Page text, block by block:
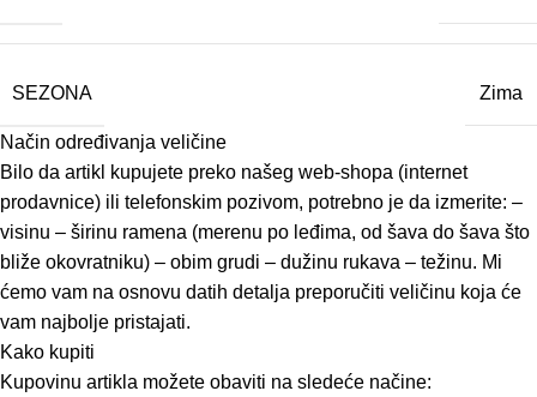
SEZONA Zima
Način određivanja veličine
Bilo da artikl kupujete preko našeg web-shopa (internet
prodavnice) ili telefonskim pozivom, potrebno je da izmerite: –
visinu – širinu ramena (merenu po leđima, od šava do šava što
bliže okovratniku) – obim grudi – dužinu rukava – težinu. Mi
ćemo vam na osnovu datih detalja preporučiti veličinu koja će
vam najbolje pristajati.
Kako kupiti
Kupovinu artikla možete obaviti na sledeće načine: